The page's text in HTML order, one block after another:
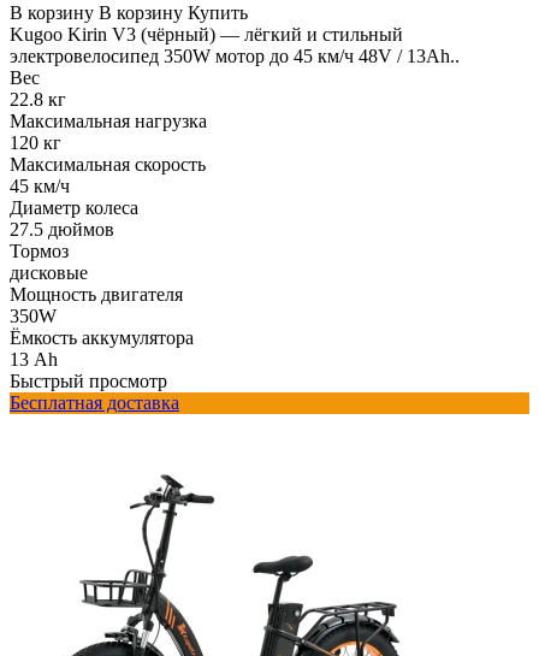
В корзину В корзину Купить
Kugoo Kirin V3 (чёрный) — лёгкий и стильный
электровелосипед 350W мотор до 45 км/ч 48V / 13Ah..
Вес
22.8 кг
Максимальная нагрузка
120 кг
Максимальная скорость
45 км/ч
Диаметр колеса
27.5 дюймов
Тормоз
дисковые
Мощность двигателя
350W
Ёмкость аккумулятора
13 Ah
Быстрый просмотр
Бесплатная доставка